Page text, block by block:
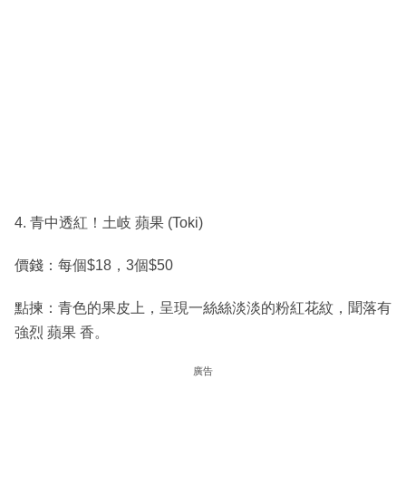
4. 青中透紅！土岐 蘋果 (Toki)
價錢：每個$18，3個$50
點揀：青色的果皮上，呈現一絲絲淡淡的粉紅花紋，聞落有
強烈 蘋果 香。
廣告